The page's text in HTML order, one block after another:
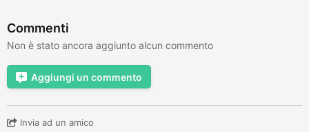
Commenti
Non è stato ancora aggiunto alcun commento
Aggiungi un commento
Invia ad un amico